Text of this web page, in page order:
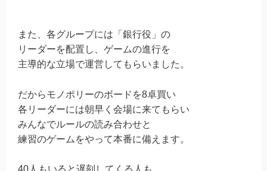
また、各グループには「銀行役」の
リーダーを配置し、ゲームの進行を
主導的な立場で運営してもらいました。
だからモノポリーのボードを8卓買い
各リーダーには朝早く会場に来てもらい
みんなでルールの読み合わせと
練習のゲームをやって本番に備えます。